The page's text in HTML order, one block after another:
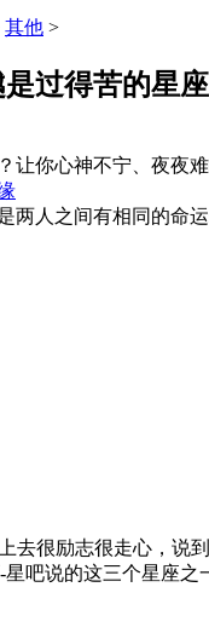
其他 >
过得苦的星座
让你心神不宁、夜夜
两人之间有相同的命
去很励志很走心，说
吧说的这三个星座之